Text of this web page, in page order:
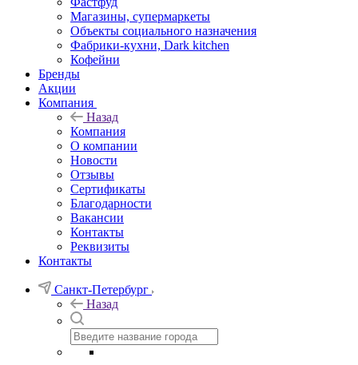
Магазины, супермаркеты
Объекты социального назначения
Фабрики-кухни, Dark kitchen
Кофейни
Бренды
Акции
Компания
Назад
Компания
О компании
Новости
Отзывы
Сертификаты
Благодарности
Вакансии
Контакты
Реквизиты
Контакты
Санкт-Петербург
Назад